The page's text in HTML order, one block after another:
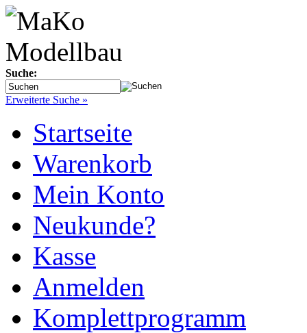
Suche:
Erweiterte Suche »
Startseite
Warenkorb
Mein Konto
Neukunde?
Kasse
Anmelden
Komplettprogramm